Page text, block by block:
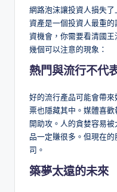
網路泡沫讓投資人損失
資產是一個投資人最重
資機會，你需要看清國
幾個可以注意的現象：
熱門與流行不代
好的流行產品可能會帶
票也隱藏其中。媒體喜
開助攻。人的貪婪容易
品一定賺很多。但現在
司。
築夢太遠的未來